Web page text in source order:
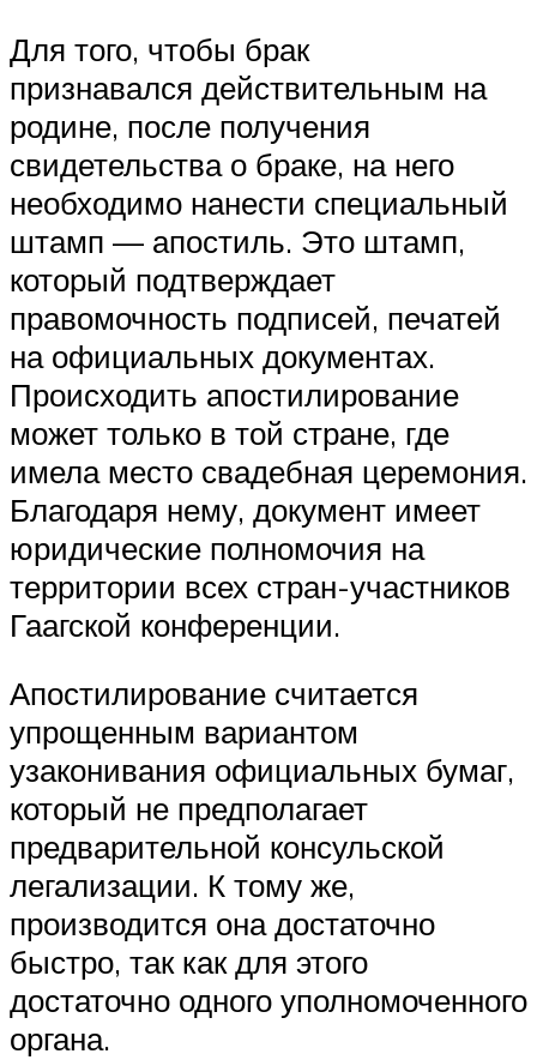
Для того, чтобы брак
признавался действительным на
родине, после получения
свидетельства о браке, на него
необходимо нанести специальный
штамп — апостиль. Это штамп,
который подтверждает
правомочность подписей, печатей
на официальных документах.
Происходить апостилирование
может только в той стране, где
имела место свадебная церемония.
Благодаря нему, документ имеет
юридические полномочия на
территории всех стран-участников
Гаагской конференции.
Апостилирование считается
упрощенным вариантом
узаконивания официальных бумаг,
который не предполагает
предварительной консульской
легализации. К тому же,
производится она достаточно
быстро, так как для этого
достаточно одного уполномоченного
органа.